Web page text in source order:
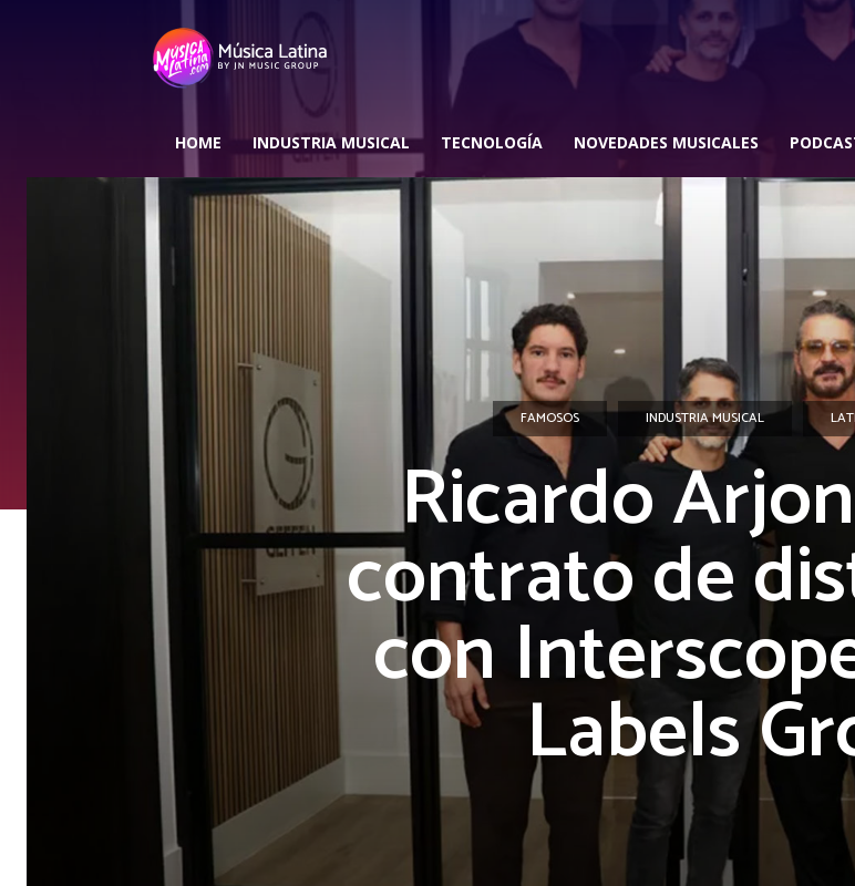
HOME INDUSTRIA MUSICAL TECNOLOGÍA NOVEDADES MUSICALES
FAMOSOS INDUSTRIA MUSICAL
Ricardo
contrato de
con
Labels